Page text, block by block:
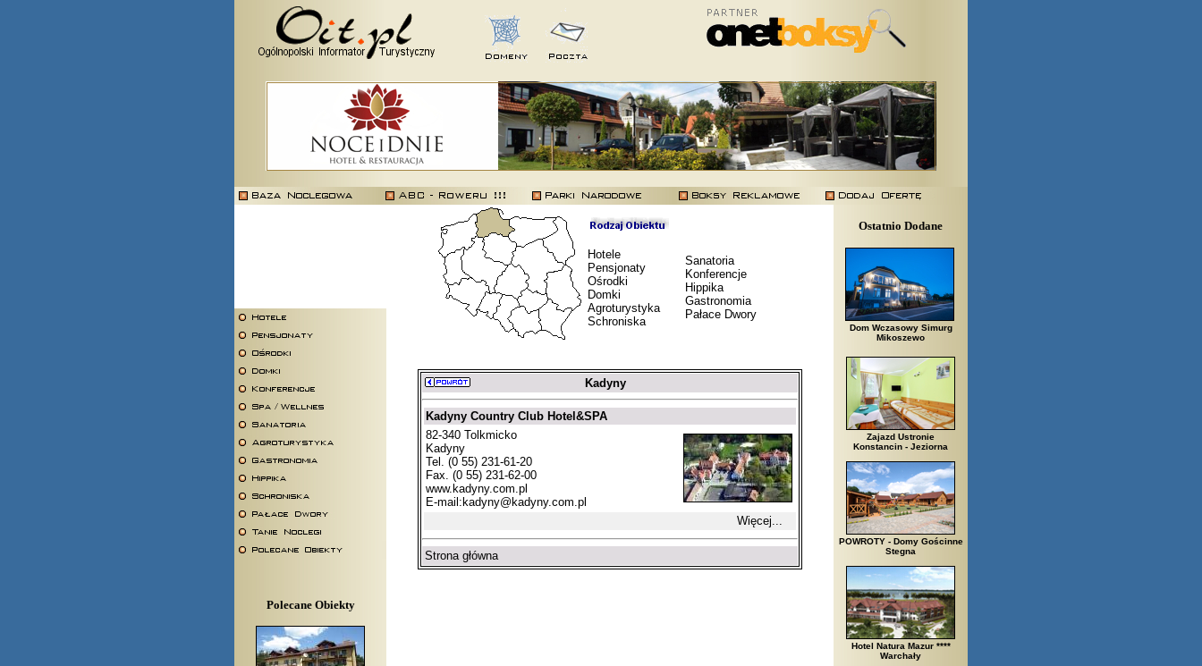
Polecane Obiekty
Hotele
Pensjonaty
Ośrodki
Domki
Agroturystyka
Schroniska
Sanatoria
Konferencje
Hippika
Gastronomia
Pałace Dwory
Kadyny
Kadyny Country Club Hotel&SPA
82-340 Tolkmicko
Kadyny
Tel. (0 55) 231-61-20
Fax. (0 55) 231-62-00
www.kadyny.com.pl
E-mail: kadyny@kadyny.com.pl
Więcej...
Strona główna
Ostatnio Dodane
Dom Wczasowy Simurg
Mikoszewo
Zajazd Ustronie
Konstancin - Jeziorna
POWROTY - Domy Gościnne
Stegna
Hotel Natura Mazur ****
Warchały